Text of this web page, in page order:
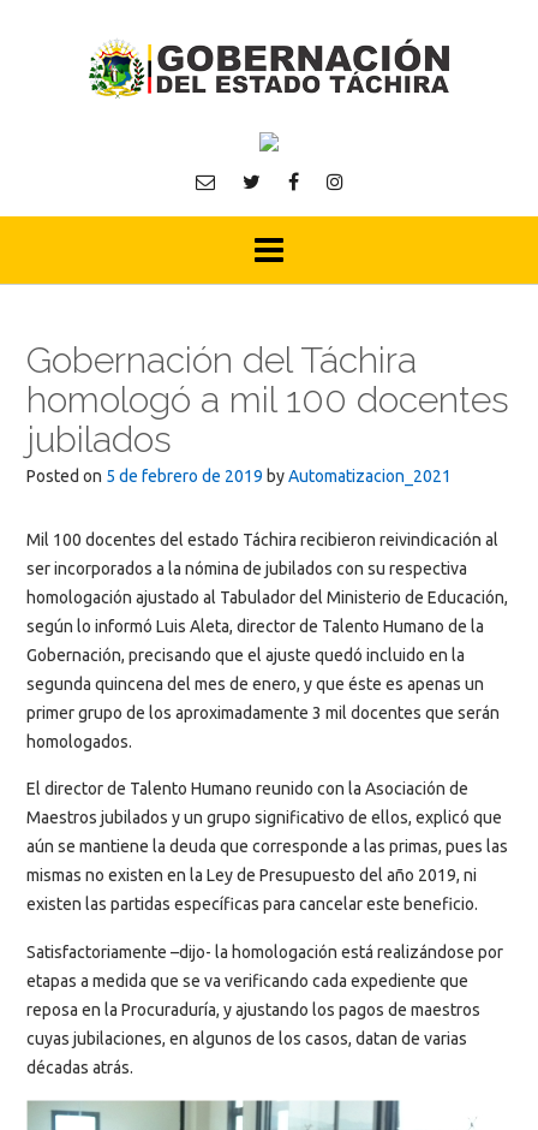
Gobernación del Táchira
homologó a mil 100 docentes
jubilados
Posted on 5 de febrero de 2019 byAutomatizacion_2021
Mil 100 docentes del estado Táchira recibieron reivindicación al
ser incorporados a la nómina de jubilados con su respectiva
homologación ajustado al Tabulador del Ministerio de Educación,
según lo informó Luis Aleta, director de Talento Humano de la
Gobernación, precisando que el ajuste quedó incluido en la
segunda quincena del mes de enero, y que éste es apenas un
primer grupo de los aproximadamente 3 mil docentes que serán
homologados.
El director de Talento Humano reunido con la Asociación de
Maestros jubilados y un grupo significativo de ellos, explicó que
aún se mantiene la deuda que corresponde a las primas, pues las
mismas no existen en la Ley de Presupuesto del año 2019, ni
existen las partidas específicas para cancelar este beneficio.
Satisfactoriamente –dijo- la homologación está realizándose por
etapas a medida que se va verificando cada expediente que
reposa en la Procuraduría, y ajustando los pagos de maestros
cuyas jubilaciones, en algunos de los casos, datan de varias
décadas atrás.